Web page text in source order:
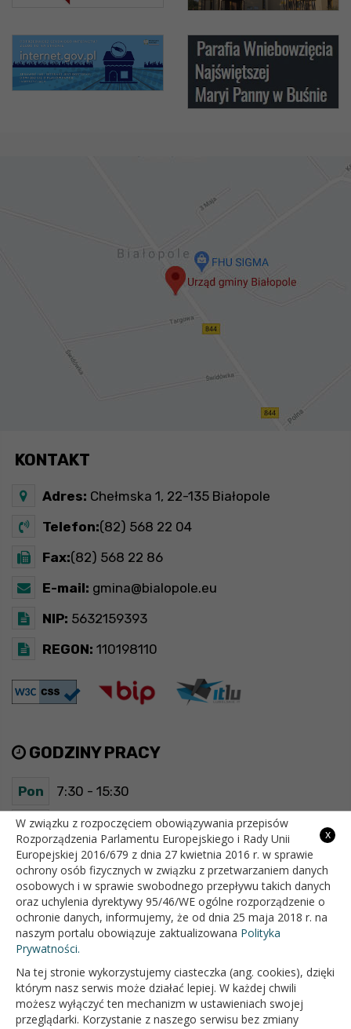
KONTAKT
Adres: Chełmska 1, 22-135 Białopole
Telefon:(82) 568 22 04
Fax:(82) 568 22 86
E-mail: gmina@bialopole.eu
NIP: 5632159393
REGON: 110198110
GODZINY PRACY
Pon 7:30 - 15:30
Wt 7:30 - 15:30
Śr 7:30 - 15:30
Czw 7:30 - 15:30
Pt 7:30 - 15:30
OFICJALNY SERWIS INTERNETOWY GMINY BIAŁOPOLE
x
W związku z rozpoczęciem obowiązywania przepisów
Rozporządzenia Parlamentu Europejskiego i Rady Unii
Europejskiej 2016/679 z dnia 27 kwietnia 2016 r. w sprawie
ochrony osób fizycznych w związku z przetwarzaniem danych
osobowych i w sprawie swobodnego przepływu takich danych
oraz uchylenia dyrektywy 95/46/WE ogólne rozporządzenie o
ochronie danych, informujemy, że od dnia 25 maja 2018 r. na
naszym portalu obowiązuje zaktualizowana Polityka
Prywatności.
Na tej stronie wykorzystujemy ciasteczka (ang. cookies), dzięki
którym nasz serwis może działać lepiej. W każdej chwili
możesz wyłączyć ten mechanizm w ustawieniach swojej
przeglądarki. Korzystanie z naszego serwisu bez zmiany